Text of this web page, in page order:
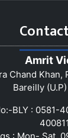
Amrit
Chand Khan,
Bareilly
BLY : 0581-